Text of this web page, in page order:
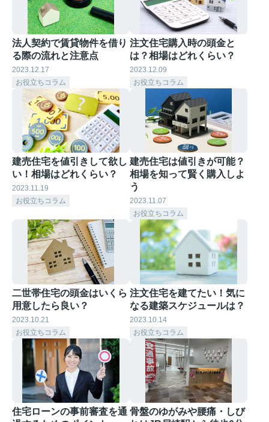
法人契約で賃貸物件を借り
る際の流れと注意点
2023.12.17
お役立ちコラム
注文住宅購入時の頭金と
は？相場はどれくらい？
2023.12.09
お役立ちコラム
建売住宅を値引きして欲し
い！相場はどれくらい？
2023.11.19
お役立ちコラム
建売住宅は値引きが可能？
相場を知って賢く購入しよ
う
2023.11.07
お役立ちコラム
二世帯住宅の頭金はいくら
用意したら良い？
2023.10.21
お役立ちコラム
注文住宅を建てたい！気に
なる建築スケジュールは？
2023.10.14
お役立ちコラム
住宅ローンの事前審査を通 骨盤のゆがみや腰痛・しび